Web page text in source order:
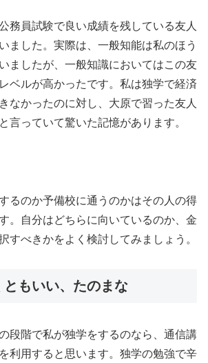
務員試験で良い成績を残している友人
ました。実際は、一般知能は私のほう
ましたが、一般知識においてはこの友
ベルが高かったです。私は独学で経済
なかったのに対し、大原で習った友人
言っていて驚いた記憶があります。
るのか予備校に通うのかはその人の得
。自分はどちらに向いているのか、金
すべきかをよく検討してみましょう。
もいい、たのまな
段階で私が独学をするのなら、通信講
利用すると思います。独学の勉強で辛